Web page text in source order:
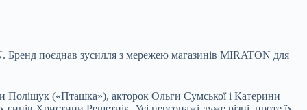
Бренд поєднав зусилля з мережею магазинів MIRATON для
Поліщук («Пташка»), акторок Ольги Сумської і Катерини